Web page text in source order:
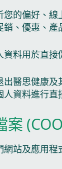
的偏好、
、優惠、產
料用於直
醫思健康
資料進行
網站及應用